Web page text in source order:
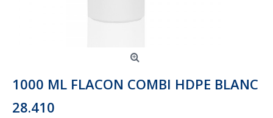
1000 ML FLACON COMBI HDPE BLANC
28.410